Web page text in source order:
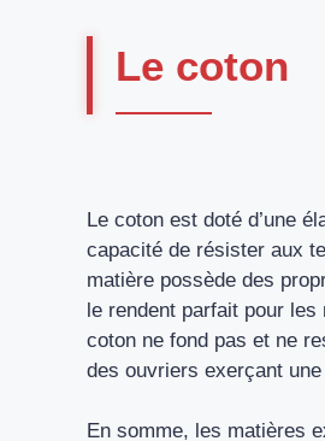
Le coton
Le coton est doté d’une
capacité de résister aux
matière possède des
le rendent parfait pour
coton ne fond pas et ne
des ouvriers exerçant
En somme, les matières